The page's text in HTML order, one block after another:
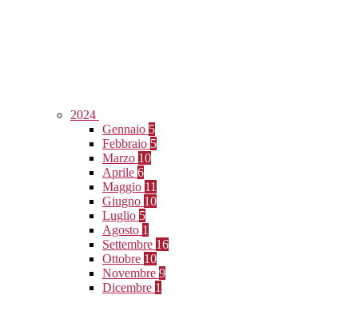
2024
Gennaio 5
Febbraio 5
Marzo 10
Aprile 6
Maggio 11
Giugno 10
Luglio 5
Agosto 1
Settembre 16
Ottobre 10
Novembre 9
Dicembre 1